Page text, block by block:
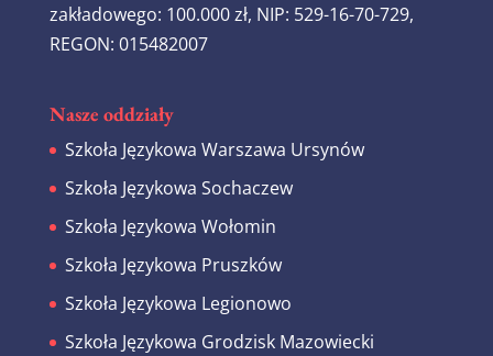
zakładowego: 100.000 zł, NIP: 529-16-70-729,
REGON: 015482007
Nasze oddziały
Szkoła Językowa Warszawa Ursynów
Szkoła Językowa Sochaczew
Szkoła Językowa Wołomin
Szkoła Językowa Pruszków
Szkoła Językowa Legionowo
Szkoła Językowa Grodzisk Mazowiecki